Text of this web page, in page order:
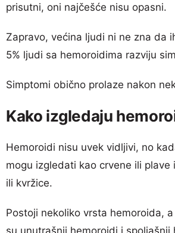
prisutni, oni najčešće nisu opasni.
Zapravo, većina ljudi ni ne zna da
5% ljudi sa hemoroidima razviju
Simptomi obično prolaze nakon
Kako izgledaju
Hemoroidi nisu uvek vidljivi, no
mogu izgledati kao crvene ili plave
ili kvržice.
Postoji nekoliko vrsta hemoroida,
su unutrašnji hemoroidi i spoljašnji